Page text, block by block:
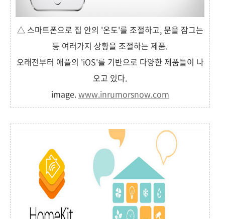
△ 스마트폰으로 집 안의 '온도'를 조절하고, 문을 잠그는
등 여러가지 상황을 조절하는 제품.
오래전부터 애플의 'iOS'를 기반으로 다양한 제품들이 나
오고 있다.
image.www.inrumorsnow.com